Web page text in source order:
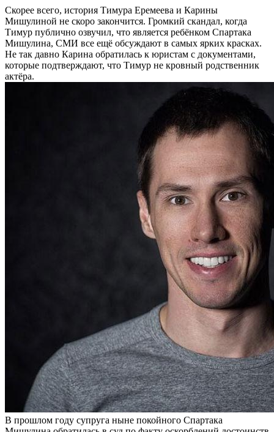
Скорее всего, история Тимура Еремеева и Карины
Мишулиной не скоро закончится. Громкий скандал, когда
Тимур публично озвучил, что является ребёнком Спартака
Мишулина, СМИ все ещё обсуждают в самых ярких красках.
Не так давно Карина обратилась к юристам с документами,
которые подтверждают, что Тимур не кровный родственник
актёра.
В прошлом году супруга ныне покойного Спартака